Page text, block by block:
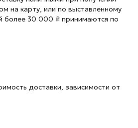
на карту, или по выставленному
более 30 000 ₽ принимаются по
доставки, зависимости от